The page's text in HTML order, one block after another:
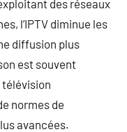
des réseaux
l’IPTV diminue les
diffusion plus
est souvent
télévision
normes de
avancées.